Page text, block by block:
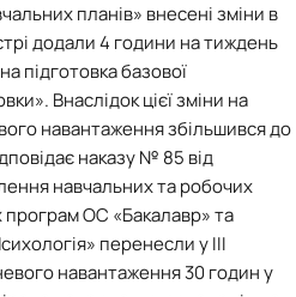
планів» внесені зміни в
додали 4 години на тиждень
підготовка базової
Внаслідок цієї зміни на
навантаження збільшився до
наказу № 85 від
навчальних та робочих
програм ОС «Бакалавр» та
перенесли у III
навантаження 30 годин у